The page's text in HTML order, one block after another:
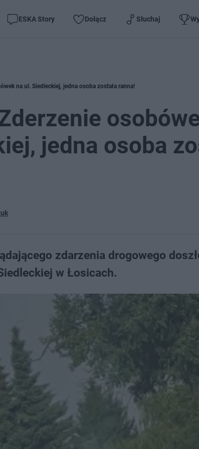
ESKA Story Dołącz Słuchaj
na ul. Siedleckiej, jedna osoba została ranna!
jedna osoba
zdarzenia drogowego
w Łosicach.